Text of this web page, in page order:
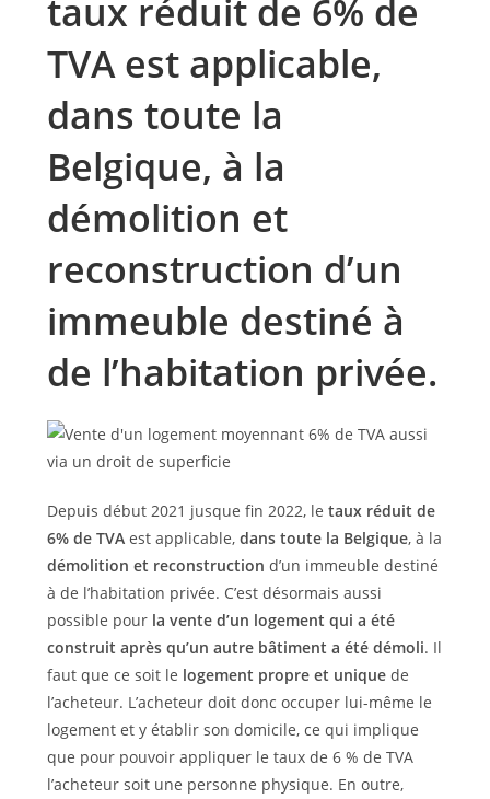
taux réduit de 6% de
TVA est applicable,
dans toute la
Belgique, à la
démolition et
reconstruction d’un
immeuble destiné à
de l’habitation privée.
Depuis début 2021 jusque fin 2022, le taux réduit de
6% de TVA est applicable, dans toute la Belgique, à la
démolition et reconstruction d’un immeuble destiné
à de l’habitation privée. C’est désormais aussi
possible pour la vente d’un logement qui a été
construit après qu’un autre bâtiment a été démoli. Il
faut que ce soit le logement propre et uniquede
l’acheteur. L’acheteur doit donc occuper lui-même le
logement et y établir son domicile, ce qui implique
que pour pouvoir appliquer le taux de 6 % de TVA
l’acheteur soit une personne physique. En outre,